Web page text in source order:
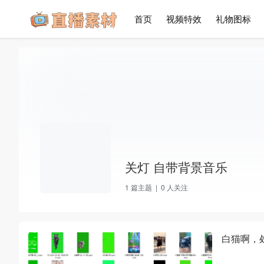
首页 视频特效 礼物图标
关灯 自带背景音乐
1 篇主题 | 0 人关注
白猫啊，